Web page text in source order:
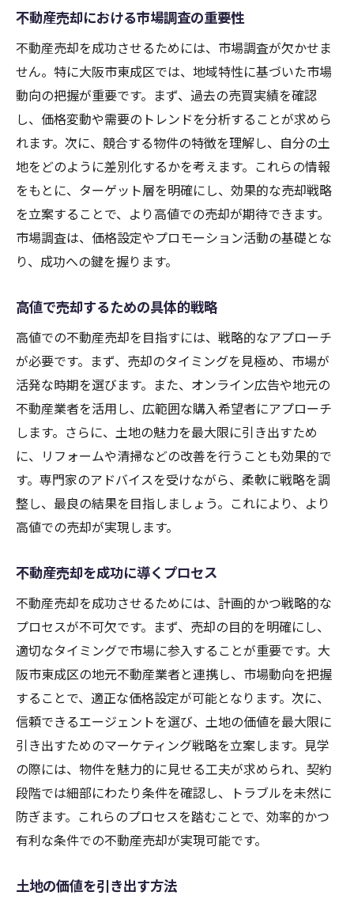
インフラ整備が進む地域の魅力
交通利便性を活かした売却戦略
インフラがもたらす土地の価値向上
交通網整備と不動産売却の関係
再開発で価値を上げる土地売却戦略
再開発が進む地域での売却戦略
再開発計画を活かす不動産売却
都市開発がもたらす不動産価値
再開発地域での売却成功事例
再開発と不動産売却の相乗効果
大阪市東成区で土地を高く売る方法
土地売却で高値を狙うポイント
高値売却を実現する具体策
土地のポテンシャルを引き出す方法
高値で売却するための交渉術
査定額を上げるための準備
売却前に知っておく重要ポイント
市場動向を掴む！大阪市の不動産売却
市場動向を把握した売却戦略
市場分析で売却を有利に進める
動向を踏まえた売却計画の立案
市場変化に対応する売却ノウハウ
市場の流れを読む不動産売却術
不動産売却における市場調査の重要性
不動産売却を成功させるためには、市場調査が欠かせま
せん。特に大阪市東成区では、地域特性に基づいた市場
動向の把握が重要です。まず、過去の売買実績を確認
し、価格変動や需要のトレンドを分析することが求めら
れます。次に、競合する物件の特徴を理解し、自分の土
地をどのように差別化するかを考えます。これらの情報
をもとに、ターゲット層を明確にし、効果的な売却戦略
を立案することで、より高値での売却が期待できます。
市場調査は、価格設定やプロモーション活動の基礎とな
り、成功への鍵を握ります。
高値で売却するための具体的戦略
高値での不動産売却を目指すには、戦略的なアプローチ
が必要です。まず、売却のタイミングを見極め、市場が
活発な時期を選びます。また、オンライン広告や地元の
不動産業者を活用し、広範囲な購入希望者にアプローチ
します。さらに、土地の魅力を最大限に引き出すため
に、リフォームや清掃などの改善を行うことも効果的で
す。専門家のアドバイスを受けながら、柔軟に戦略を調
整し、最良の結果を目指しましょう。これにより、より
高値での売却が実現します。
不動産売却を成功に導くプロセス
不動産売却を成功させるためには、計画的かつ戦略的な
プロセスが不可欠です。まず、売却の目的を明確にし、
適切なタイミングで市場に参入することが重要です。大
阪市東成区の地元不動産業者と連携し、市場動向を把握
することで、適正な価格設定が可能となります。次に、
信頼できるエージェントを選び、土地の価値を最大限に
引き出すためのマーケティング戦略を立案します。見学
の際には、物件を魅力的に見せる工夫が求められ、契約
段階では細部にわたり条件を確認し、トラブルを未然に
防ぎます。これらのプロセスを踏むことで、効率的かつ
有利な条件での不動産売却が実現可能です。
土地の価値を引き出す方法